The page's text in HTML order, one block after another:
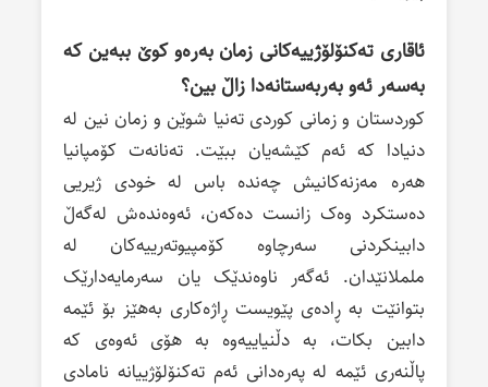
ئاقاری تەکنۆلۆژییەکانی زمان بەرەو کوێ ببەین کە
بەسەر ئەو بەربەستانەدا زاڵ بین؟
کوردستان و زمانی کوردی تەنیا شوێن و زمان نین لە
دنیادا کە ئەم کێشەیان ببێت. تەنانەت کۆمپانیا
هەرە مەزنەکانیش چەندە باس لە خودی ژیریی
دەستکرد وەک زانست دەکەن، ئەوەندەش لەگەڵ
دابینکردنی سەرچاوە کۆمپیوتەرییەکان لە
ململانێدان. ئەگەر ناوەندێک یان سەرمایەدارێک
بتوانێت بە ڕادەی پێویست ڕاژەکاری بەهێز بۆ ئێمە
دابین بکات، بە دڵنیاییەوە بە هۆی ئەوەی کە
پاڵنەری ئێمە لە پەرەدانی ئەم تەکنۆلۆژییانە نامادی